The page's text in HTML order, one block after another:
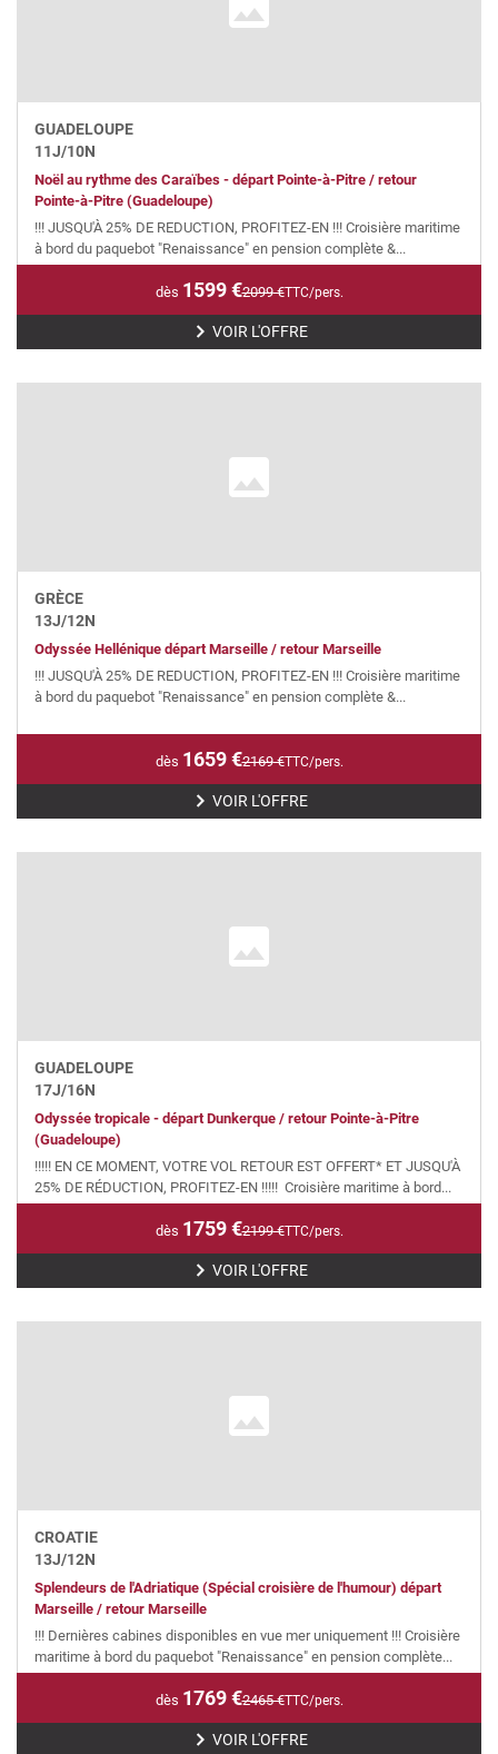
GUADELOUPE
11J/10N
Noël au rythme des Caraïbes - départ Pointe-à-Pitre / retour
Pointe-à-Pitre (Guadeloupe)
!!! JUSQU'À 25% DE REDUCTION, PROFITEZ-EN !!! Croisière maritime
à bord du paquebot "Renaissance" en pension complète &...
dès 1599€2099€TTC/pers.
VOIR L'OFFRE
GRÈCE
13J/12N
Odyssée Hellénique départ Marseille / retour Marseille
!!! JUSQU'À 25% DE REDUCTION, PROFITEZ-EN !!! Croisière maritime
à bord du paquebot "Renaissance" en pension complète &...
dès 1659€2169€TTC/pers.
VOIR L'OFFRE
GUADELOUPE
17J/16N
Odyssée tropicale - départ Dunkerque / retour Pointe-à-Pitre
(Guadeloupe)
!!!!! EN CE MOMENT, VOTRE VOL RETOUR EST OFFERT* ET JUSQU'À
25% DE RÉDUCTION, PROFITEZ-EN !!!!! Croisière maritime à bord...
dès 1759€2199€TTC/pers.
VOIR L'OFFRE
CROATIE
13J/12N
Splendeurs de l'Adriatique (Spécial croisière de l'humour) départ
Marseille / retour Marseille
!!! Dernières cabines disponibles en vue mer uniquement !!! Croisière
maritime à bord du paquebot "Renaissance" en pension complète...
dès 1769€2465€TTC/pers.
VOIR L'OFFRE